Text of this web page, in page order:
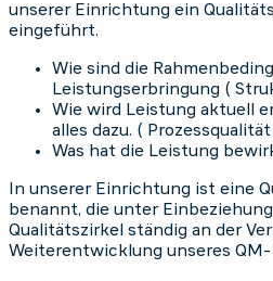
unserer Einrichtung ein
eingeführt.
Wie sind die
Leistungserbringung (
Wie wird Leistung aktuell
alles dazu. ( Prozessqualität
Was hat die Leistung
In unserer Einrichtung ist eine
benannt, die unter
Qualitätszirkel ständig an der
Weiterentwicklung unseres